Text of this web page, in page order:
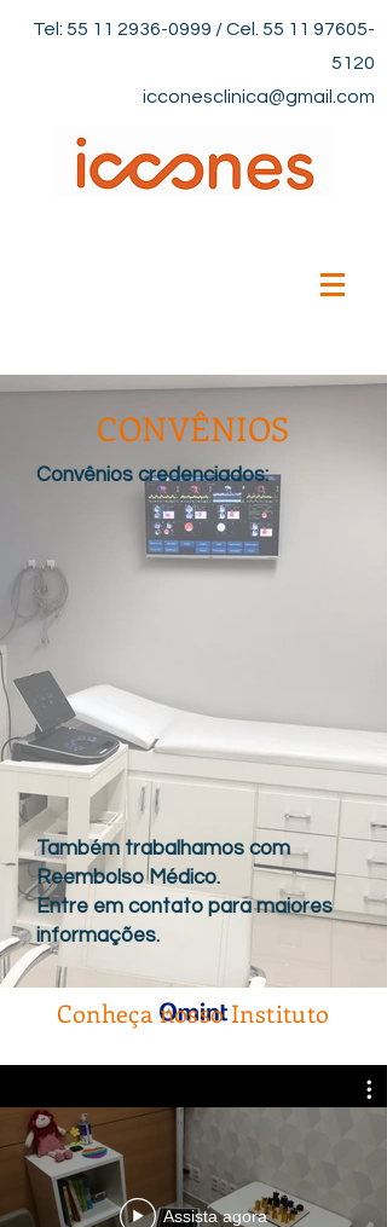
Tel: 55 11 2936-0999 / Cel. 55 11 97605-
5120
icconesclinica@gmail.com
CONVÊNIOS
Convênios credenciados:
Também trabalhamos com
Reembolso Médico.
Entre em contato para maiores
informações.
Conheça nosso Instituto
Assista agora